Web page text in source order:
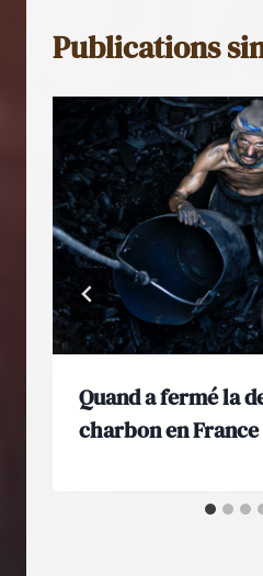
Publications
Quand a fermé la
charbon en France